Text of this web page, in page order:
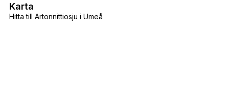
Hitta till Artonnittiosju i Umeå
Karta